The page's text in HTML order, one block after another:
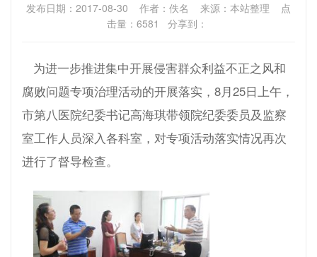
发布日期：2017-08-30 作者：佚名 来源：本站整理 点
击量：6581 分享到：
为进一步推进集中开展侵害群众利益不正之风和
腐败问题专项治理活动的开展落实，8月25日上午，
市第八医院纪委书记高海琪带领院纪委委员及监察
室工作人员深入各科室，对专项活动落实情况再次
进行了督导检查。